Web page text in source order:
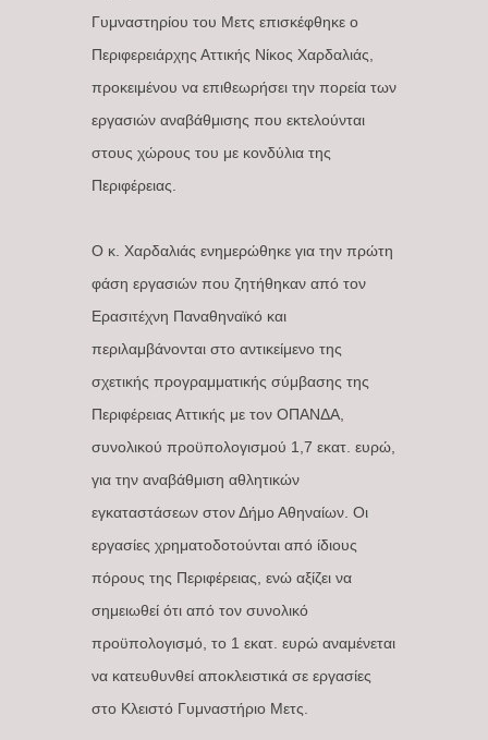
Γυμναστηρίου του Μετς επισκέφθηκε ο
Περιφερειάρχης Αττικής Νίκος Χαρδαλιάς,
προκειμένου να επιθεωρήσει την πορεία των
εργασιών αναβάθμισης που εκτελούνται
στους χώρους του με κονδύλια της
Περιφέρειας.
Ο κ. Χαρδαλιάς ενημερώθηκε για την πρώτη
φάση εργασιών που ζητήθηκαν από τον
Ερασιτέχνη Παναθηναϊκό και
περιλαμβάνονται στο αντικείμενο της
σχετικής προγραμματικής σύμβασης της
Περιφέρειας Αττικής με τον ΟΠΑΝΔΑ,
συνολικού προϋπολογισμού 1,7 εκατ. ευρώ,
για την αναβάθμιση αθλητικών
εγκαταστάσεων στον Δήμο Αθηναίων. Οι
εργασίες χρηματοδοτούνται από ίδιους
πόρους της Περιφέρειας, ενώ αξίζει να
σημειωθεί ότι από τον συνολικό
προϋπολογισμό, το 1 εκατ. ευρώ αναμένεται
να κατευθυνθεί αποκλειστικά σε εργασίες
στο Κλειστό Γυμναστήριο Μετς.